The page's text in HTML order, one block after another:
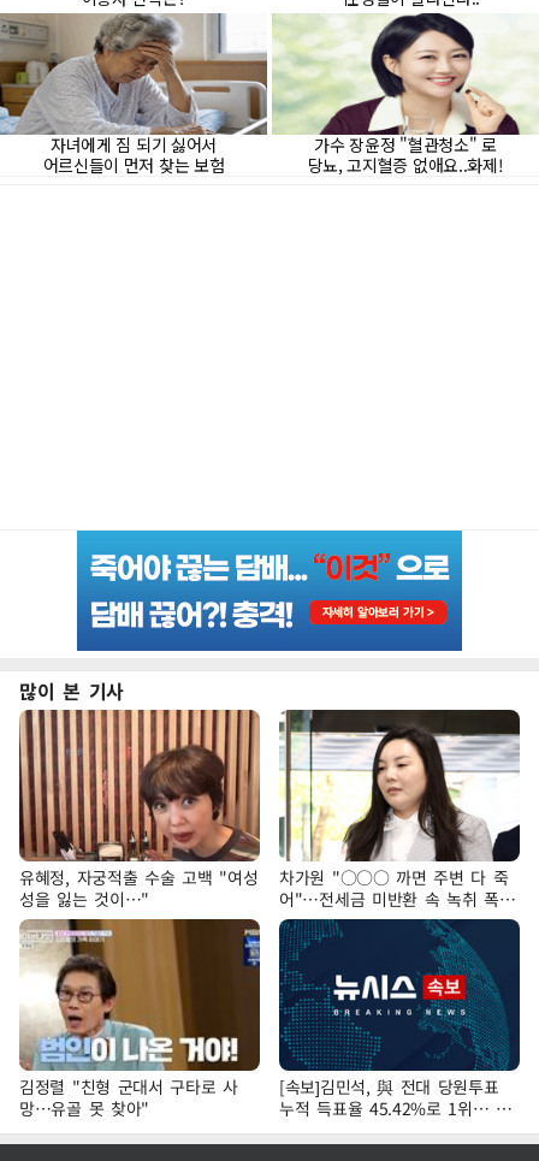
많이 본 기사
유혜정, 자궁적출 수술 고백 "여성
성을 잃는 것이…"
차가원 "○○○ 까면 주변 다 죽
어"…전세금 미반환 속 녹취 폭로
파장
김정렬 "친형 군대서 구타로 사
망…유골 못 찾아"
[속보]김민석, 與 전대 당원투표
누적 득표율 45.42%로 1위… 정
청래 44.56%